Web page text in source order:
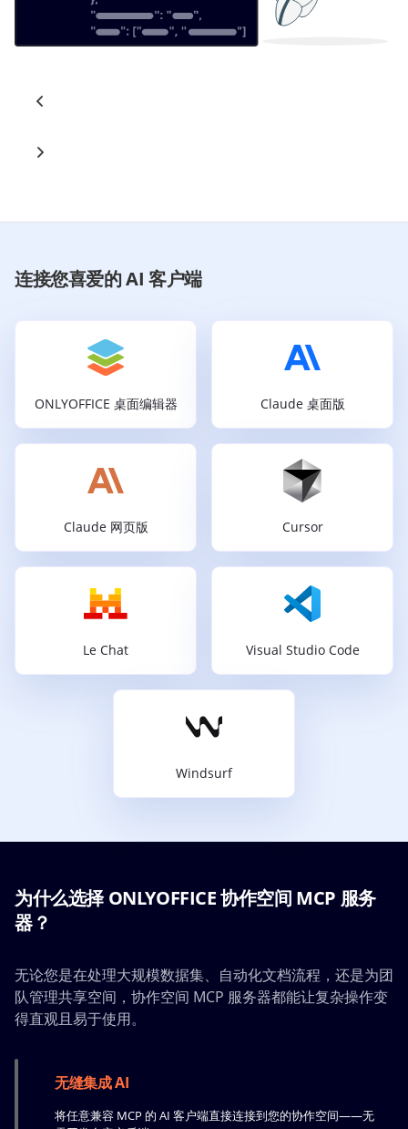
连接您喜爱的 AI 客户端
ONLYOFFICE 桌面编辑器 Claude 桌面版
Claude 网页版 Cursor
Le Chat Visual Studio Code
Windsurf
为什么选择 ONLYOFFICE 协作空间 MCP 服务
器？
无论您是在处理大规模数据集、自动化文档流程，还是为团
队管理共享空间，协作空间 MCP 服务器都能让复杂操作变
得直观且易于使用。
无缝集成 AI
将任意兼容 MCP 的 AI 客户端直接连接到您的协作空间——无